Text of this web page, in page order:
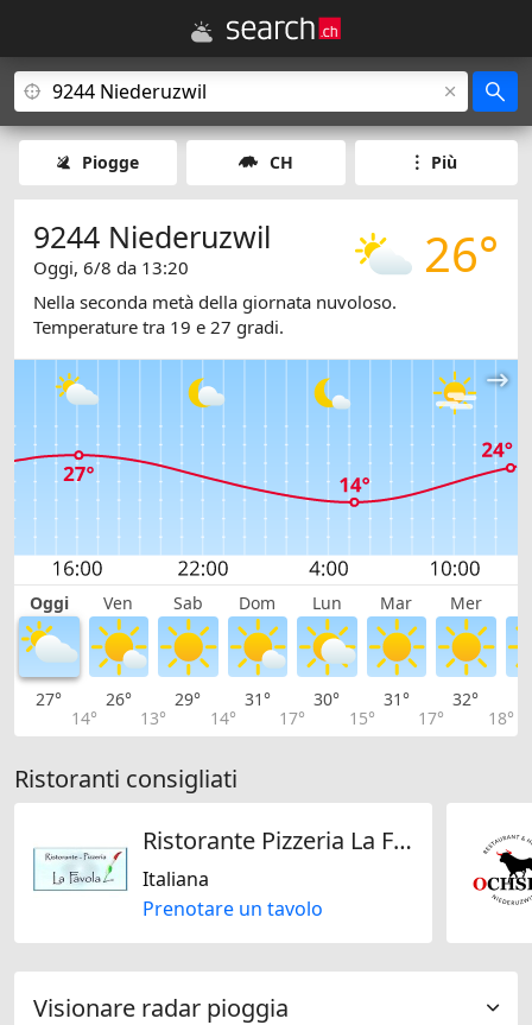
Piogge CH Più
26°
9244 Niederuzwil
Oggi, 6/8 da 13:20
Nella seconda metà della giornata nuvoloso.
Temperature tra 19 e 27 gradi.
Oggi Ven Sab Dom Lun Mar Mer
27°
14°
26°
13°
29°
14°
31°
17°
30°
15°
31°
17°
32°
18°
Ristoranti consigliati
Ristorante Pizzeria La Favola zur Luxenburg
Italiana
Prenotare un tavolo
Visionare radar pioggia